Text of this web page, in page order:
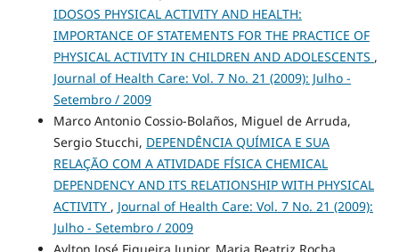
IDOSOS PHYSICAL ACTIVITY AND HEALTH:
IMPORTANCE OF STATEMENTS FOR THE PRACTICE OF
PHYSICAL ACTIVITY IN CHILDREN AND ADOLESCENTS ,
Journal of Health Care: Vol. 7 No. 21 (2009): Julho -
Setembro / 2009
Marco Antonio Cossio-Bolaños, Miguel de Arruda,
Sergio Stucchi, DEPENDÊNCIA QUÍMICA E SUA
RELAÇÃO COM A ATIVIDADE FÍSICA CHEMICAL
DEPENDENCY AND ITS RELATIONSHIP WITH PHYSICAL
ACTIVITY , Journal of Health Care: Vol. 7 No. 21 (2009):
Julho - Setembro / 2009